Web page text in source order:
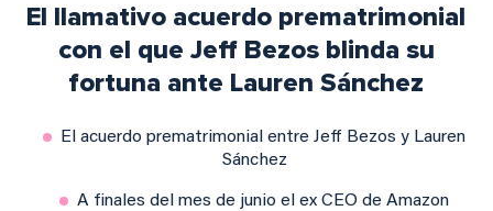
El llamativo acuerdo prematrimonial
con el que Jeff Bezos blinda su
fortuna ante Lauren Sánchez
El acuerdo prematrimonial entre Jeff Bezos y Lauren
Sánchez
A finales del mes de junio el ex CEO de Amazon